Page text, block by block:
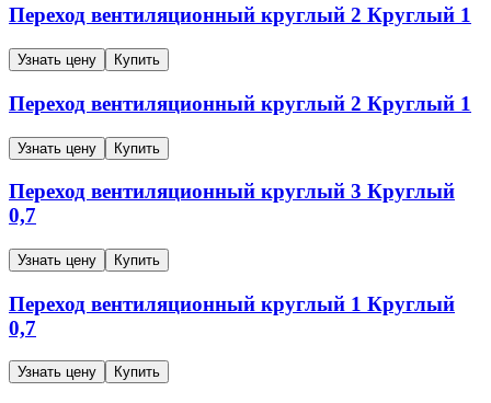
Переход вентиляционный круглый 2 Круглый 1
Узнать цену Купить
Переход вентиляционный круглый 2 Круглый 1
Узнать цену Купить
Переход вентиляционный круглый 3 Круглый
0,7
Узнать цену Купить
Переход вентиляционный круглый 1 Круглый
0,7
Узнать цену Купить